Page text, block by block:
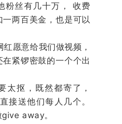
粉丝有几十万， 收费
两百美金，也是可以
愿意给我们做视频，
紧锣密鼓的一个个出
太抠，既然都寄了，
接送他们每人几个。
away。